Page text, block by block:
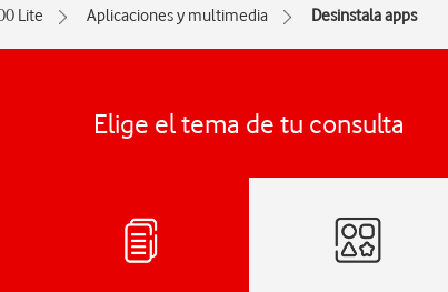
Lite Aplicaciones y multimedia Desinstala apps
Elige el tema de tu consulta